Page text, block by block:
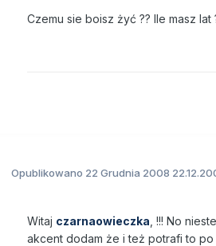
Czemu sie boisz żyć ?? Ile masz lat
Opublikowano 22 Grudnia 2008
Witaj czarnaowieczka , !!! No
akcent dodam że i też potrafi to po